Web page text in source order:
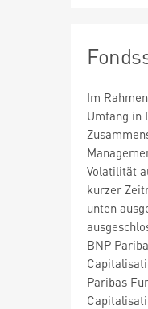
Im
Umfang in
Volatilität
kurzer
unten
BNP
Paribas